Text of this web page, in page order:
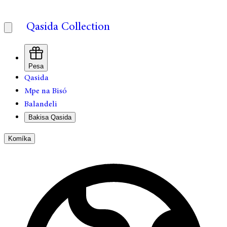
Qasida Collection
Pesa
Qasida
Mpe na Bisó
Balandeli
Bakisa Qasida
Komíka